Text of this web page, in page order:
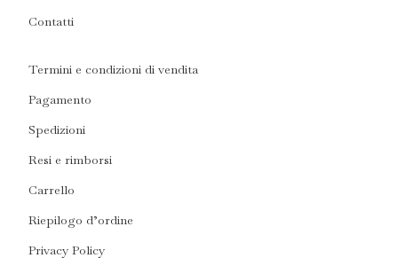
Contatti
Termini e condizioni di vendita
Pagamento
Spedizioni
Resi e rimborsi
Carrello
Riepilogo d’ordine
Privacy Policy